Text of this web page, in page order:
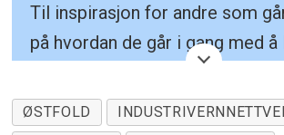
Til inspirasjon for andre som
på hvordan de går i gang med å
Henriksen, industrivernleder i
ØSTFOLD